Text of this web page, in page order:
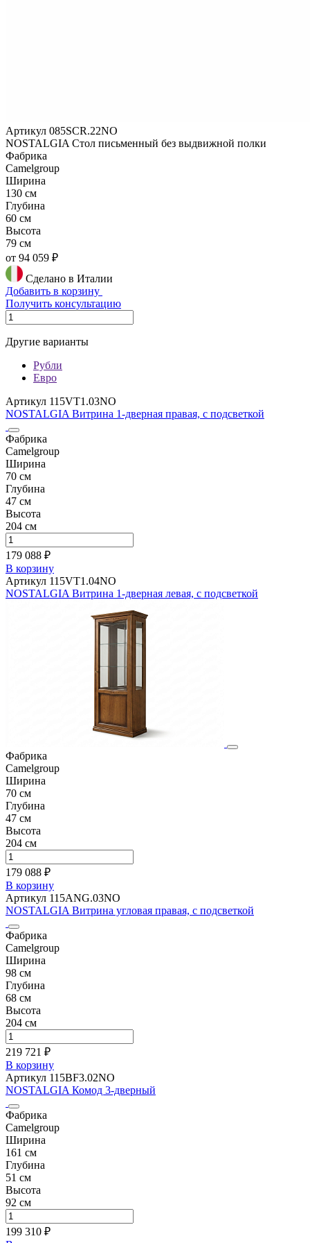
Артикул 085SCR.22NO
NOSTALGIA Стол письменный без выдвижной полки
Фабрика
Camelgroup
Ширина
130 см
Глубина
60 см
Высота
79 см
от 94 059 ₽
Сделано в Италии
Добавить в корзину
Получить консультацию
Другие варианты
Рубли
Евро
Артикул 115VT1.03NO
NOSTALGIA Витрина 1-дверная правая, с подсветкой
Фабрика
Camelgroup
Ширина
70 см
Глубина
47 см
Высота
204 см
179 088 ₽
В корзину
Артикул 115VT1.04NO
NOSTALGIA Витрина 1-дверная левая, с подсветкой
Фабрика
Camelgroup
Ширина
70 см
Глубина
47 см
Высота
204 см
179 088 ₽
В корзину
Артикул 115ANG.03NO
NOSTALGIA Витрина угловая правая, с подсветкой
Фабрика
Camelgroup
Ширина
98 см
Глубина
68 см
Высота
204 см
219 721 ₽
В корзину
Артикул 115BF3.02NO
NOSTALGIA Комод 3-дверный
Фабрика
Camelgroup
Ширина
161 см
Глубина
51 см
Высота
92 см
199 310 ₽